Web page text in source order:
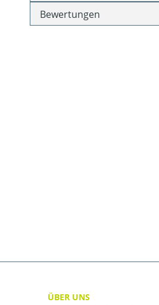
Bewertungen
ÜBER UNS